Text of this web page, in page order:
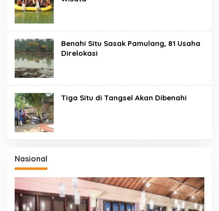
Benahi Situ Sasak Pamulang, 81 Usaha
Direlokasi
Tiga Situ di Tangsel Akan Dibenahi
Nasional